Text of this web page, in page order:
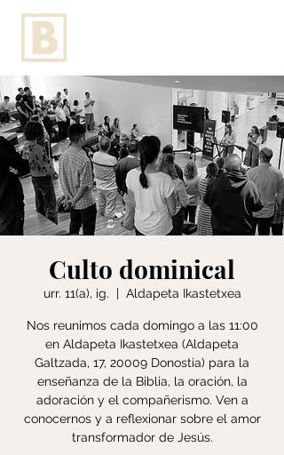
Culto dominical
urr. 11(a), ig.
  |
Aldapeta Ikastetxea
Nos reunimos cada domingo a las 11:00
en Aldapeta Ikastetxea (Aldapeta
Galtzada, 17, 20009 Donostia) para la
enseñanza de la Biblia, la oración, la
adoración y el compañerismo. Ven a
conocernos y a reflexionar sobre el amor
transformador de Jesús.